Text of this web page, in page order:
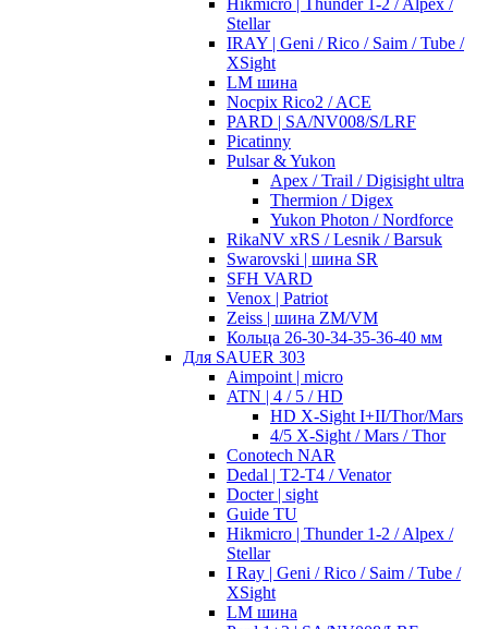
Hikmicro | Thunder 1-2 / Alpex /
Stellar
IRAY | Geni / Rico / Saim / Tube /
XSight
LM шина
Nocpix Rico2 / ACE
PARD | SA/NV008/S/LRF
Picatinny
Pulsar & Yukon
Apex / Trail / Digisight ultra
Thermion / Digex
Yukon Photon / Nordforce
RikaNV xRS / Lesnik / Barsuk
Swarovski | шина SR
SFH VARD
Venox | Patriot
Zeiss | шина ZM/VM
Кольца 26-30-34-35-36-40 мм
Для SAUER 303
Aimpoint | micro
ATN | 4 / 5 / HD
HD X-Sight I+II/Thor/Mars
4/5 X-Sight / Mars / Thor
Conotech NAR
Dedal | T2-T4 / Venator
Docter | sight
Guide TU
Hikmicro | Thunder 1-2 / Alpex /
Stellar
I Ray | Geni / Rico / Saim / Tube /
XSight
LM шина